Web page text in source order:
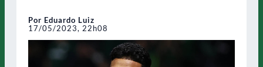
Por Eduardo Luiz
17/05/2023, 22h08